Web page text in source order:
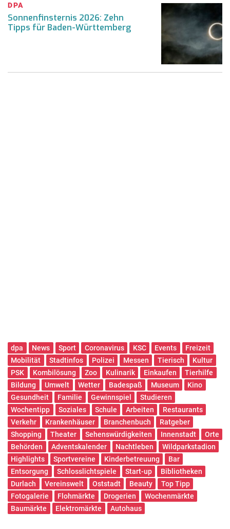
DPA
Sonnenfinsternis 2026: Zehn
Tipps für Baden-Württemberg
dpa News Sport Coronavirus KSC Events
Freizeit
Mobilität
Stadtinfos Polizei Messen Tierisch
Kultur
PSK
Kombilösung Zoo Kulinarik Einkaufen
Tierhilfe
Bildung
Umwelt Wetter Badespaß Museum
Kino
Gesundheit
Familie Gewinnspiel
Studieren
Wochentipp
Soziales Schule Arbeiten
Restaurants
Verkehr
Krankenhäuser Branchenbuch
Ratgeber
Shopping
Theater Sehenswürdigkeiten Innenstadt
Orte
Behörden
Adventskalender Nachtleben
Wildparkstadion
Highlights
Sportvereine Kinderbetreuung
Bar
Entsorgung
Schlosslichtspiele Start-up
Bibliotheken
Durlach
Vereinswelt Oststadt Beauty
Top Tipp
Fotogalerie
Flohmärkte Drogerien
Wochenmärkte
Baumärkte
Elektromärkte Autohaus